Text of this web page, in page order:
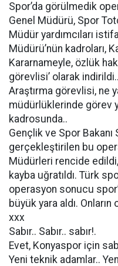
Spor’da görülmedik
Genel Müdürü, Spor
Müdür yardımcıları
Müdürü’nün kadroları,
Kararnameyle, özlük
görevlisi’ olarak indirildi..
Araştırma görevlisi, ne
müdürlüklerinde görev
kadrosunda..
Gençlik ve Spor Bakanı
gerçekleştirilen bu
Müdürleri rencide
kayba uğratıldı. Türk
operasyon sonucu
büyük yara aldı. Onların
xxx
Sabır.. Sabır.. sabır!.
Evet, Konyaspor için
Yeni teknik adamlar..